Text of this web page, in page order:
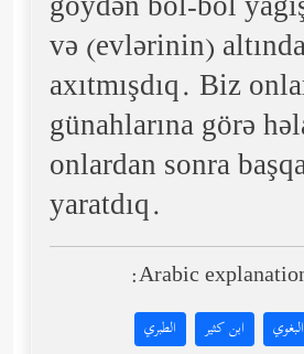
və (evlərinin)
axıtmışdıq. Biz
günahlarına görə
onlardan sonra
yaratdıq.
Arabic
البغوي ابن كثير الطبري